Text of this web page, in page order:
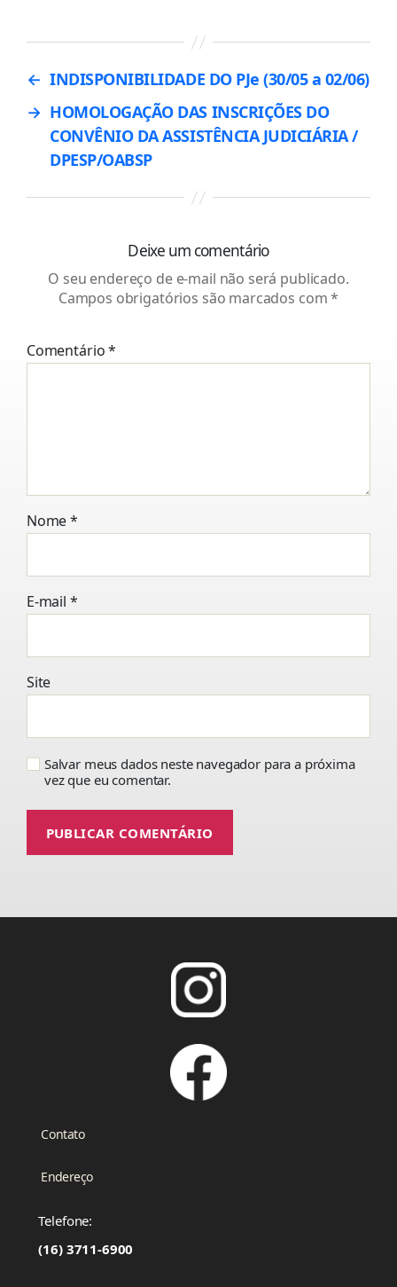
← INDISPONIBILIDADE DO PJe (30/05 a 02/06)
→ HOMOLOGAÇÃO DAS INSCRIÇÕES DO
CONVÊNIO DA ASSISTÊNCIA JUDICIÁRIA /
DPESP/OABSP
Deixe um comentário
O seu endereço de e-mail não será publicado.
Campos obrigatórios são marcados com*
Comentário*
Nome*
E-mail *
Site
Salvar meus dados neste navegador para a próxima
vez que eu comentar.
Contato
Endereço
Telefone:
(16) 3711-6900